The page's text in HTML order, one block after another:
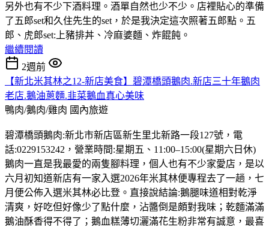
另外也有不少下酒料理。酒單自然也少不少。店裡貼心的準備
了五郎set和久住先生的set，於是我決定這次照著五郎點。五
郎、虎郎set:上豬排丼、冷麻婆麵、炸餛飩。
繼續閱讀
2週前
【新北米其林之12-新店美食】碧潭橋頭鵝肉.新店三十年鵝肉
老店.鵝油蔥麵.韭菜鵝血真心美味
鴨肉/鵝肉/雞肉 國內旅遊
碧潭橋頭鵝肉:新北市新店區新生里北新路一段127號，電
話:0229153242，營業時間:星期五、11:00–15:00(星期六日休)
鵝肉一直是我最愛的兩隻腳料理，個人也有不少家愛店，是以
六月初知道新店有一家入選2026年米其林便專程去了一趟，七
月便公佈入選米其林必比登。直接說結論:鵝腿味道相對乾淨
清爽，好吃但好像少了點什麼，沾醬倒是頗對我味；乾麵滿滿
鵝油酥香得不得了；鵝血糕薄切灑滿花生粉非常有誠意，最喜